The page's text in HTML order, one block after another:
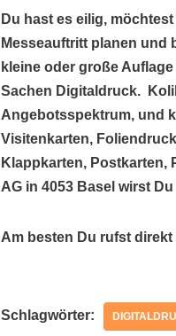
Du hast es eilig,
Messeauftritt planen und
kleine oder große
Sachen Digitaldruck.
Angebotsspektrum, und
Visitenkarten,
Klappkarten, Postkarten,
AG in 4053 Basel wirst
Am besten Du rufst
Schlagwörter: